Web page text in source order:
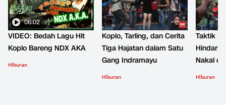
06:02
VIDEO: Bedah Lagu Hit
Koplo Bareng NDX AKA
Hiburan
Koplo, Tarling, dan Cerita
Tiga Hajatan dalam Satu
Gang Indramayu
Hiburan
Taktik
Hindari
Nakal
Hiburan